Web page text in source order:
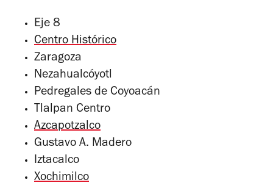
Eje 8
Centro Histórico
Zaragoza
Nezahualcóyotl
Pedregales de Coyoacán
Tlalpan Centro
Azcapotzalco
Gustavo A. Madero
Iztacalco
Xochimilco